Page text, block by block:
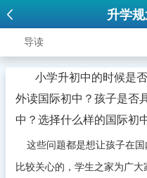
升学
导读
小学升初中的时候是
外读国际初中？孩子是否
中？选择什么样的国际初
这些问题都是想让孩子在
比较关心的，学生之家为广